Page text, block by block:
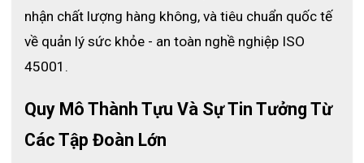
nhận chất lượng hàng không, và tiêu chuẩn quốc tế
về quản lý sức khỏe - an toàn nghề nghiệp ISO
45001.
Quy Mô Thành Tựu Và Sự Tin Tưởng Từ
Các Tập Đoàn Lớn